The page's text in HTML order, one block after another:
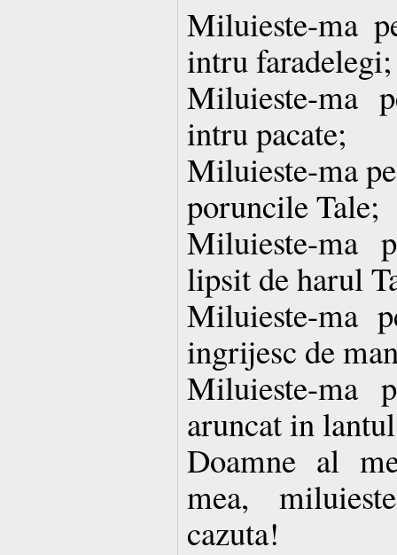
Miluieste-ma
intru faradelegi;
Miluieste-ma
intru pacate;
Miluieste-ma
poruncile Tale;
Miluieste-ma
lipsit de harul
Miluieste-ma
ingrijesc de
Miluieste-ma
aruncat in
Doamne al
mea,
cazuta!